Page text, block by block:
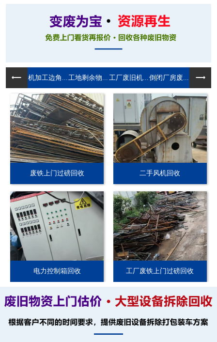
机加工边角... 工地剩余物... 工厂废旧机... 倒闭厂房废...
废铁上门过磅回收 二手风机回收
电力控制箱回收 工厂废铁上门过磅回收